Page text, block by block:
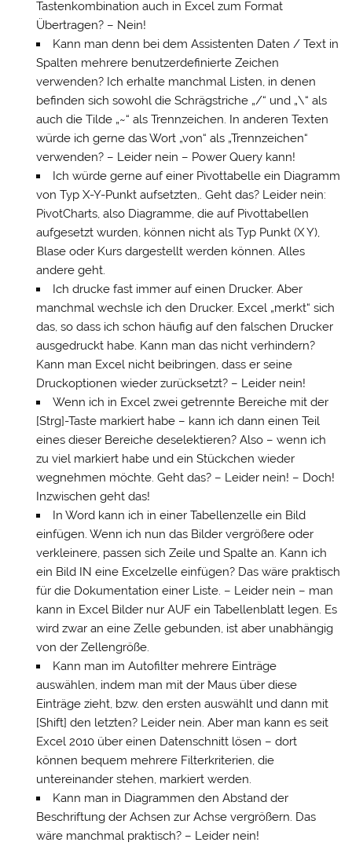
Tastenkombination auch in Excel zum Format
Übertragen? – Nein!
Kann man denn bei dem Assistenten Daten / Text in
Spalten mehrere benutzerdefinierte Zeichen
verwenden? Ich erhalte manchmal Listen, in denen
befinden sich sowohl die Schrägstriche „/“ und „\“ als
auch die Tilde „~“ als Trennzeichen. In anderen Texten
würde ich gerne das Wort „von“ als „Trennzeichen“
verwenden? – Leider nein – Power Query kann!
Ich würde gerne auf einer Pivottabelle ein Diagramm
von Typ X-Y-Punkt aufsetzten,. Geht das? Leider nein:
PivotCharts, also Diagramme, die auf Pivottabellen
aufgesetzt wurden, können nicht als Typ Punkt (X Y),
Blase oder Kurs dargestellt werden können. Alles
andere geht.
Ich drucke fast immer auf einen Drucker. Aber
manchmal wechsle ich den Drucker. Excel „merkt“ sich
das, so dass ich schon häufig auf den falschen Drucker
ausgedruckt habe. Kann man das nicht verhindern?
Kann man Excel nicht beibringen, dass er seine
Druckoptionen wieder zurücksetzt? – Leider nein!
Wenn ich in Excel zwei getrennte Bereiche mit der
[Strg]-Taste markiert habe – kann ich dann einen Teil
eines dieser Bereiche deselektieren? Also – wenn ich
zu viel markiert habe und ein Stückchen wieder
wegnehmen möchte. Geht das? – Leider nein! – Doch!
Inzwischen geht das!
In Word kann ich in einer Tabellenzelle ein Bild
einfügen. Wenn ich nun das Bilder vergrößere oder
verkleinere, passen sich Zeile und Spalte an. Kann ich
ein Bild IN eine Excelzelle einfügen? Das wäre praktisch
für die Dokumentation einer Liste. – Leider nein – man
kann in Excel Bilder nur AUF ein Tabellenblatt legen. Es
wird zwar an eine Zelle gebunden, ist aber unabhängig
von der Zellengröße.
Kann man im Autofilter mehrere Einträge
auswählen, indem man mit der Maus über diese
Einträge zieht, bzw. den ersten auswählt und dann mit
[Shift] den letzten? Leider nein. Aber man kann es seit
Excel 2010 über einen Datenschnitt lösen – dort
können bequem mehrere Filterkriterien, die
untereinander stehen, markiert werden.
Kann man in Diagrammen den Abstand der
Beschriftung der Achsen zur Achse vergrößern. Das
wäre manchmal praktisch? – Leider nein!